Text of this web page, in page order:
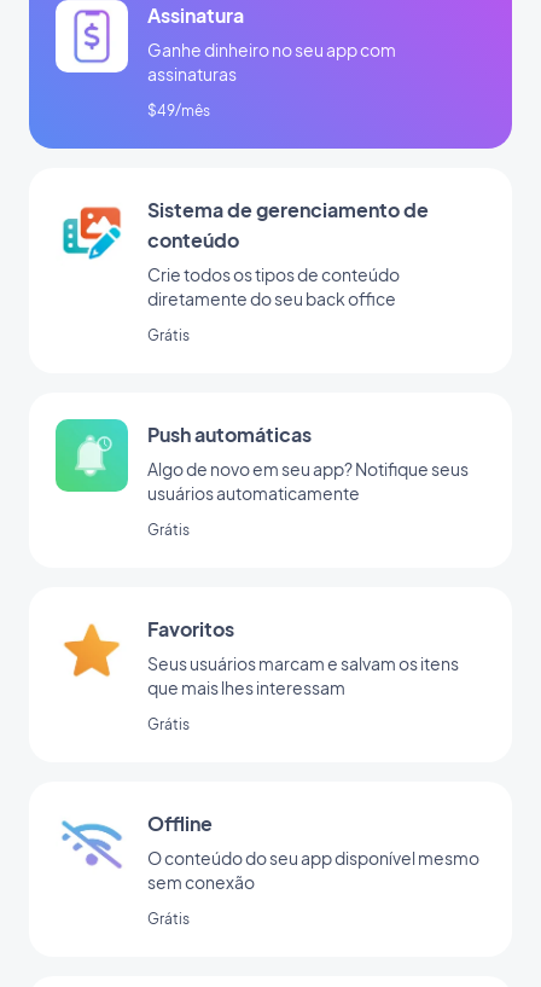
Assinatura
Ganhe dinheiro no seu app com
assinaturas
$49/mês
Sistema de gerenciamento de
conteúdo
Crie todos os tipos de conteúdo
diretamente do seu back office
Grátis
Push automáticas
Algo de novo em seu app? Notifique seus
usuários automaticamente
Grátis
Favoritos
Seus usuários marcam e salvam os itens
que mais lhes interessam
Grátis
Offline
O conteúdo do seu app disponível mesmo
sem conexão
Grátis